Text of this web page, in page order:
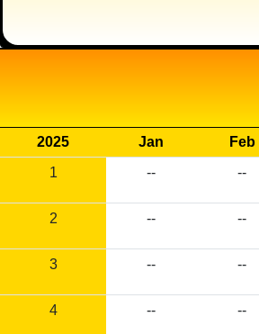
2025 Jan Feb
1
-- --
2 -- --
3 -- --
4 -- --